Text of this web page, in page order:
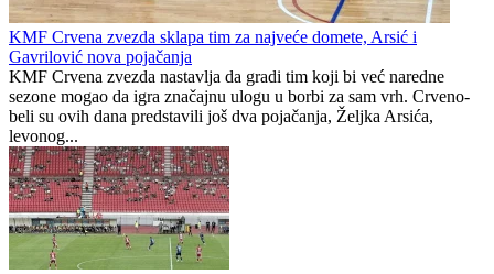
KMF Crvena zvezda sklapa tim za najveće domete, Arsić i
Gavrilović nova pojačanja
KMF Crvena zvezda nastavlja da gradi tim koji bi već naredne
sezone mogao da igra značajnu ulogu u borbi za sam vrh. Crveno-
beli su ovih dana predstavili još dva pojačanja, Željka Arsića,
levonog...